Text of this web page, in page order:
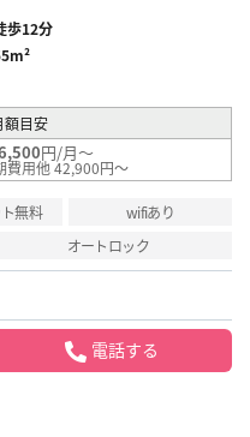
歩12分
額目安
円/月～
費用他 42,900円～
無料
wifiあり
オートロック
電話する